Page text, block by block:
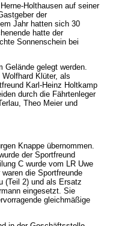
Holthausen auf seiner
der
Jahr hatten sich 30
hatte der
Sonnenschein bei
Gelände gelegt werden.
Klüter, als
Karl-Heinz Holtkamp
durch die Fährtenleger
Theo Meier und
Knappe übernommen.
der Sportfreund
C wurde vom LR Uwe
die Sportfreunde
(Teil 2) und als Ersatz
eingesetzt. Sie
gleichmäßige